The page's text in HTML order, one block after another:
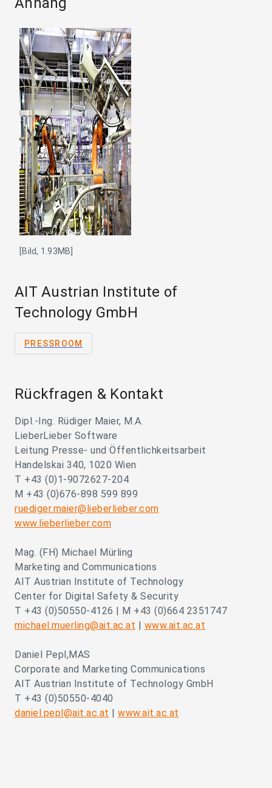
[Bild, 1.93MB]
AIT Austrian Institute of
Technology GmbH
PRESSROOM
Rückfragen & Kontakt
Dipl.-Ing. Rüdiger Maier, M.A.
LieberLieber Software
Leitung Presse- und Öffentlichkeitsarbeit
Handelskai 340, 1020 Wien
T +43 (0)1-9072627-204
M +43 (0)676-898 599 899
ruediger.maier@lieberlieber.com
www.lieberlieber.com
Mag. (FH) Michael Mürling
Marketing and Communications
AIT Austrian Institute of Technology
Center for Digital Safety & Security
T +43 (0)50550-4126 | M +43 (0)664 2351747
michael.muerling@ait.ac.at
www.ait.ac.at
Daniel Pepl,MAS
Corporate and Marketing Communications
AIT Austrian Institute of Technology GmbH
T +43 (0)50550-4040
daniel.pepl@ait.ac.at
www.ait.ac.at